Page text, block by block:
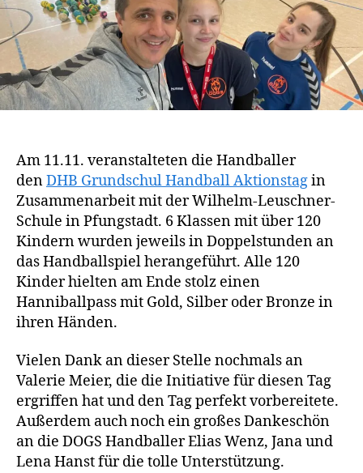
Am 11.11. veranstalteten die Handballer
denDHB Grundschul Handball Aktionstagin
Zusammenarbeit mit der Wilhelm-Leuschner-
Schule in Pfungstadt. 6 Klassen mit über 120
Kindern wurden jeweils in Doppelstunden an
das Handballspiel herangeführt. Alle 120
Kinder hielten am Ende stolz einen
Hanniballpass mit Gold, Silber oder Bronze in
ihren Händen.
Vielen Dank an dieser Stelle nochmals an
Valerie Meier, die die Initiative für diesen Tag
ergriffen hat und den Tag perfekt vorbereitete.
Außerdem auch noch ein großes Dankeschön
an die DOGS Handballer Elias Wenz, Jana und
Lena Hanst für die tolle Unterstützung.